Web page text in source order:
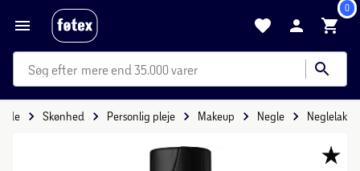
0
mere end 35.000 varer
Skønhed Personlig pleje Makeup Negle Neglelak